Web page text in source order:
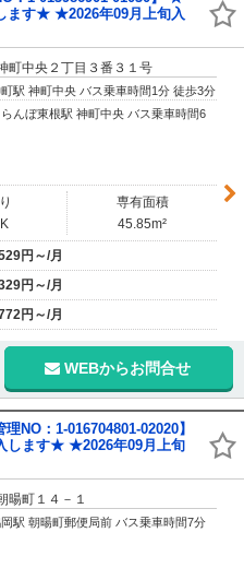
ます★ ★2026年09月上旬入
町中央２丁目３番３１号
町駅 神町中央 バス乗車時間1分 徒歩3分
んぼ東根駅 神町中央 バス乗車時間6
専有面積
45.85m²
円～/月
円～/月
円～/月
WEBからお問合せ
NO：1-016704801-02020】
します★ ★2026年09月上旬
暘町１４－１
岡駅 朝暘町郵便局前 バス乗車時間7分